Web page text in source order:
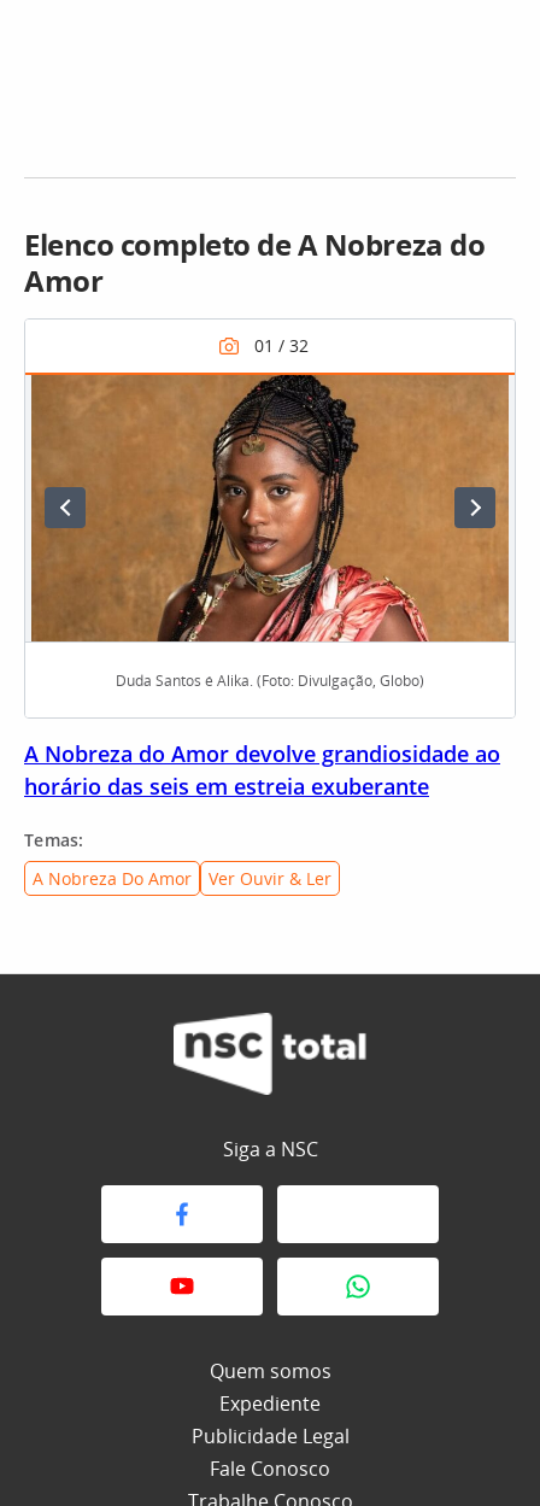
Elenco completo de A Nobreza do
Amor
Duda Santos é Alika. (Foto: Divulgação, Globo)
A Nobreza do Amor devolve grandiosidade ao
horário das seis em estreia exuberante
Temas:
A Nobreza Do Amor
Ver Ouvir & Ler
Siga a NSC
Quem somos
Expediente
Publicidade Legal
Fale Conosco